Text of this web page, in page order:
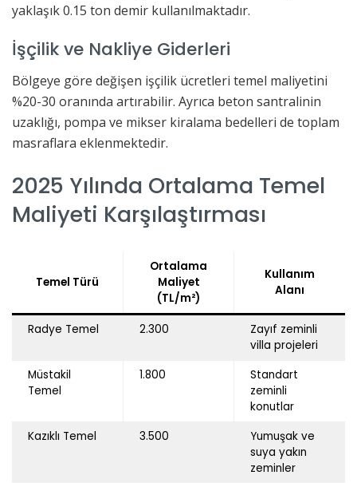
yaklaşık 0.15 ton demir kullanılmaktadır.
İşçilik ve Nakliye Giderleri
Bölgeye göre değişen işçilik ücretleri temel maliyetini
%20-30 oranında artırabilir. Ayrıca beton santralinin
uzaklığı, pompa ve mikser kiralama bedelleri de toplam
masraflara eklenmektedir.
2025 Yılında Ortalama Temel
Maliyeti Karşılaştırması
Temel Türü
Ortalama
Maliyet
(TL/m²)
Kullanım
Alanı
Radye Temel 2.300
Zayıf zeminli
villa projeleri
Müstakil
Temel
1.800
Standart
zeminli
konutlar
Kazıklı Temel
3.500
Yumuşak ve
suya yakın
zeminler